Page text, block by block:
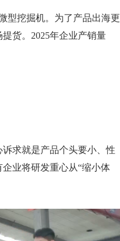
挖掘机。为了产品出海更
货。2025年企业产销量
求就是产品个头要小、性
业将研发重心从“缩小体